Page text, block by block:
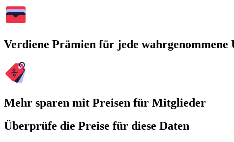
Verdiene Prämien für jede wahrgenommene
Mehr sparen mit Preisen für Mitglieder
Überprüfe die Preise für diese Daten